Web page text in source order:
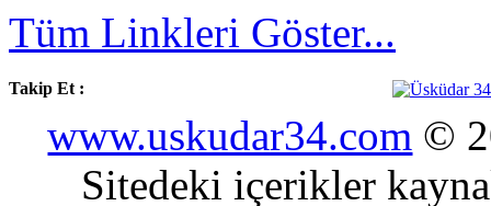
Tüm Linkleri Göster...
Takip Et :
www.uskudar34.com ©
Sitedeki içerikler